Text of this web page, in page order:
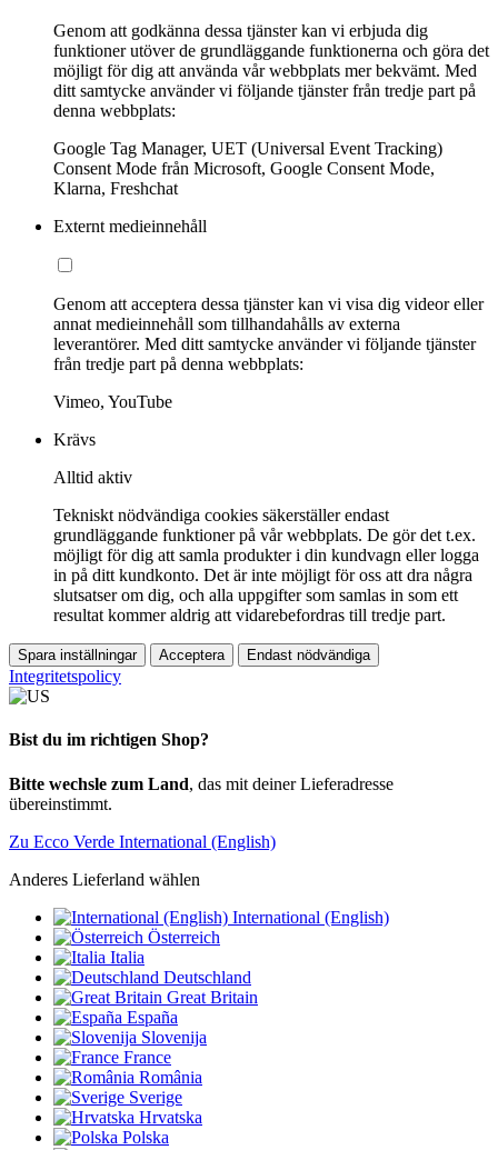
Genom att godkänna dessa tjänster kan vi erbjuda dig
funktioner utöver de grundläggande funktionerna och göra det
möjligt för dig att använda vår webbplats mer bekvämt. Med
ditt samtycke använder vi följande tjänster från tredje part på
denna webbplats:
Google Tag Manager, UET (Universal Event Tracking)
Consent Mode från Microsoft, Google Consent Mode,
Klarna, Freshchat
Externt medieinnehåll
Genom att acceptera dessa tjänster kan vi visa dig videor eller
annat medieinnehåll som tillhandahålls av externa
leverantörer. Med ditt samtycke använder vi följande tjänster
från tredje part på denna webbplats:
Vimeo, YouTube
Krävs
Alltid aktiv
Tekniskt nödvändiga cookies säkerställer endast
grundläggande funktioner på vår webbplats. De gör det t.ex.
möjligt för dig att samla produkter i din kundvagn eller logga
in på ditt kundkonto. Det är inte möjligt för oss att dra några
slutsatser om dig, och alla uppgifter som samlas in som ett
resultat kommer aldrig att vidarebefordras till tredje part.
Spara inställningar Acceptera Endast nödvändiga
Integritetspolicy
Bist du im richtigen Shop?
Bitte wechsle zum Land, das mit deiner Lieferadresse
übereinstimmt.
Zu Ecco Verde International (English)
Anderes Lieferland wählen
International (English)
Österreich
Italia
Deutschland
Great Britain
España
Slovenija
France
România
Sverige
Hrvatska
Polska